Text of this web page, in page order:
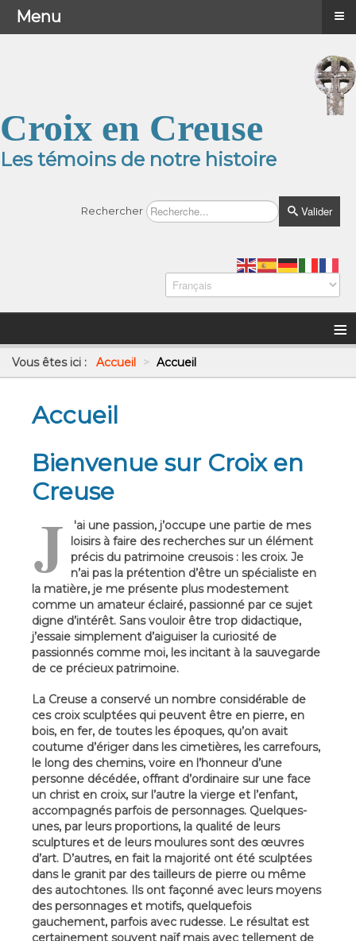
Croix en Creuse
Les témoins de notre histoire
Rechercher Valider
≡
Vous êtes ici : Accueil > Accueil
Accueil
Bienvenue sur Croix en
Creuse
J
'ai une passion, j’occupe une partie de mes
loisirs à faire des recherches sur un élément
précis du patrimoine creusois : les croix. Je
n’ai pas la prétention d’être un spécialiste en
la matière, je me présente plus modestement
comme un amateur éclairé, passionné par ce sujet
digne d’intérêt. Sans vouloir être trop didactique,
j’essaie simplement d’aiguiser la curiosité de
passionnés comme moi, les incitant à la sauvegarde
de ce précieux patrimoine.
La Creuse a conservé un nombre considérable de
ces croix sculptées qui peuvent être en pierre, en
bois, en fer, de toutes les époques, qu’on avait
coutume d’ériger dans les cimetières, les carrefours,
le long des chemins, voire en l’honneur d’une
personne décédée, offrant d’ordinaire sur une face
un christ en croix, sur l’autre la vierge et l’enfant,
accompagnés parfois de personnages. Quelques-
unes, par leurs proportions, la qualité de leurs
sculptures et de leurs moulures sont des œuvres
d’art. D’autres, en fait la majorité ont été sculptées
dans le granit par des tailleurs de pierre ou même
des autochtones. Ils ont façonné avec leurs moyens
des personnages et motifs, quelquefois
gauchement, parfois avec rudesse. Le résultat est
certainement souvent naïf mais avec tellement de
Menu ≡
Menu ≡